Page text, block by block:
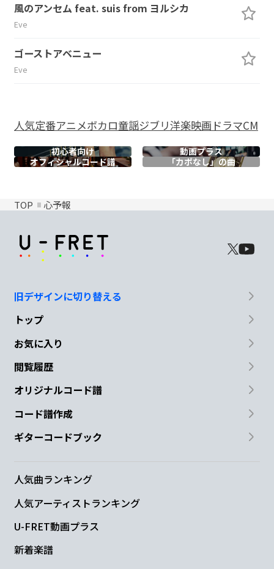
風のアンセム feat. suis from ヨルシカ
Eve
ゴーストアベニュー
Eve
人気定番アニメボカロ童謡ジブリ洋楽映画ドラマCM
初心者向け
動画プラス
オフィシャルコード譜 「カポなし」の曲
TOP 心予報
旧デザインに切り替える
トップ
お気に入り
閲覧履歴
オリジナルコード譜
コード譜作成
ギターコードブック
人気曲ランキング
人気アーティストランキング
U-FRET動画プラス
新着楽譜